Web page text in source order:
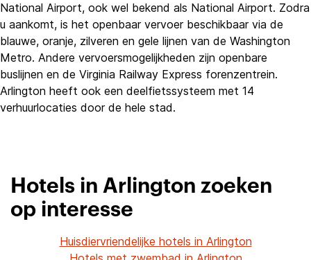
National Airport, ook wel bekend als National Airport. Zodra
u aankomt, is het openbaar vervoer beschikbaar via de
blauwe, oranje, zilveren en gele lijnen van de Washington
Metro. Andere vervoersmogelijkheden zijn openbare
buslijnen en de Virginia Railway Express forenzentrein.
Arlington heeft ook een deelfietssysteem met 14
verhuurlocaties door de hele stad.
Hotels in Arlington zoeken
op interesse
Huisdiervriendelijke hotels in Arlington